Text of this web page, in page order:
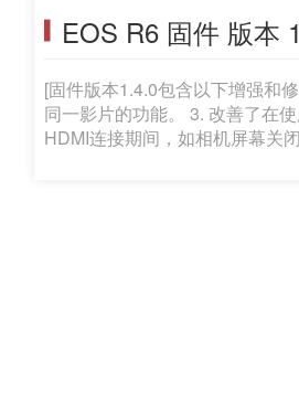
间意外传输图像，已除去多控
现在可以设置记录方式并选择
示的拍摄屏]
EOS R6 固件 版本
[固件版本1.4.0包含以下增强和修复： 1.
同一影片的功能。 3. 改善了在
HDMI连接期间，如相机屏幕关
映像。如果下载的压缩文件夹不能自动解压缩，双击文件夹